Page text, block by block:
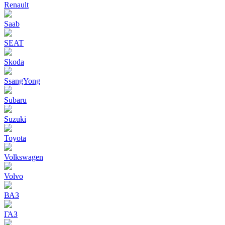
Renault
Saab
SEAT
Skoda
SsangYong
Subaru
Suzuki
Toyota
Volkswagen
Volvo
ВАЗ
ГАЗ